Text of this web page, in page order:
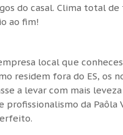
do casal. Clima total
ao fim!
local que
residem fora do ES, os
a levar com mais
da Paôla